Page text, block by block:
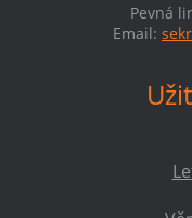
Pevná
Email: